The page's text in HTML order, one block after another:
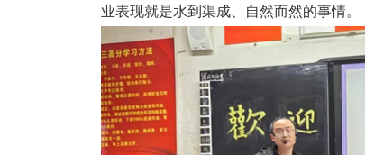
业表现就是水到渠成、自然而然的事情。